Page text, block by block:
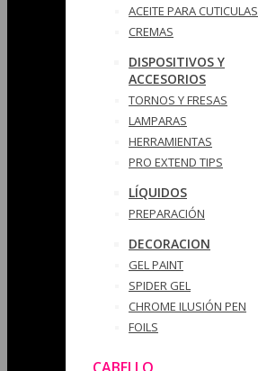
ACEITE PARA CUTICULAS
CREMAS
DISPOSITIVOS Y
ACCESORIOS
TORNOS Y FRESAS
LAMPARAS
HERRAMIENTAS
PRO EXTEND TIPS
LÍQUIDOS
PREPARACIÓN
DECORACION
GEL PAINT
SPIDER GEL
CHROME ILUSIÓN PEN
FOILS